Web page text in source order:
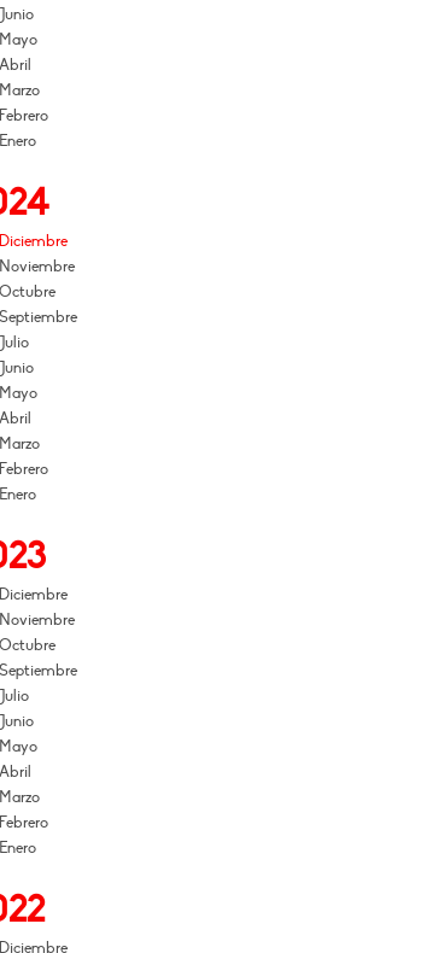
Junio
Mayo
Abril
Marzo
Febrero
Enero
Diciembre
Noviembre
Octubre
Septiembre
Julio
Junio
Mayo
Abril
Marzo
Febrero
Enero
Diciembre
Noviembre
Octubre
Septiembre
Julio
Junio
Mayo
Abril
Marzo
Febrero
Enero
Diciembre